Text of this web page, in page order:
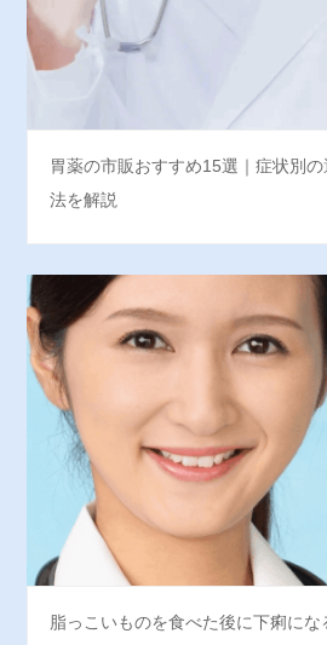
胃薬の市販おすすめ15選｜症状別
法を解説
脂っこいものを食べた後に下痢に